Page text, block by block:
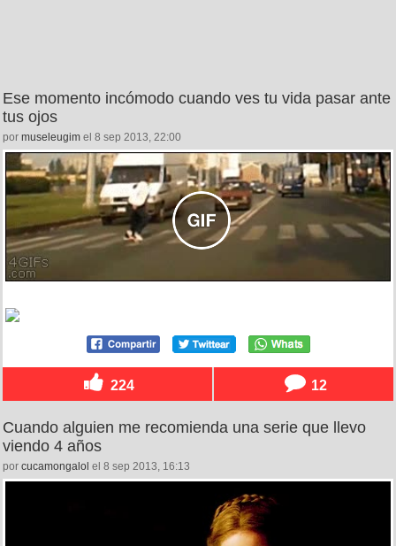
Ese momento incómodo cuando ves tu vida pasar ante
tus ojos
por museleugim el 8 sep 2013, 22:00
224 12
Cuando alguien me recomienda una serie que llevo
viendo 4 años
por cucamongalol el 8 sep 2013, 16:13